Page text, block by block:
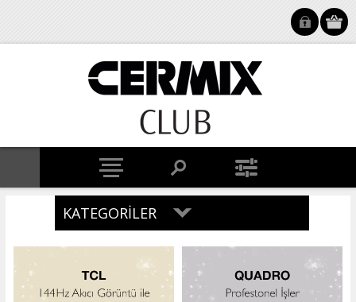
KATEGORILER